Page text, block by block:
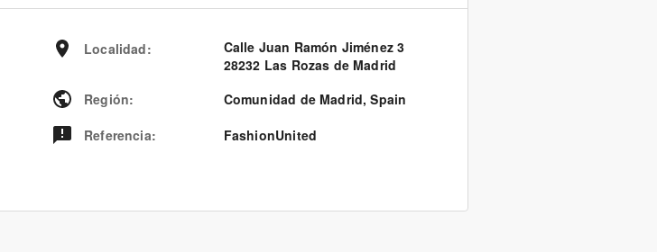
Localidad:
Calle Juan Ramón Jiménez 3
28232 Las Rozas de Madrid
Región: Comunidad de Madrid,Spain
Referencia: FashionUnited